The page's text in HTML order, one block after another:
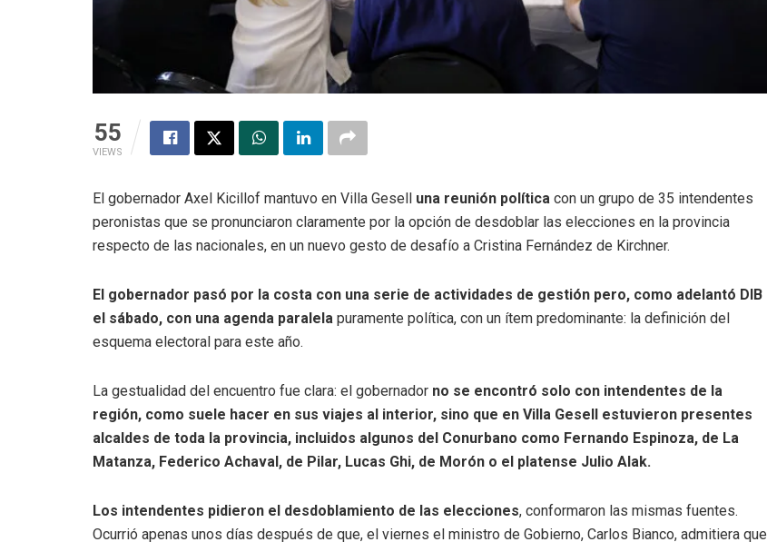
55
VIEWS
El gobernador Axel Kicillof mantuvo en Villa Gesell una reunión política con un grupo de 35 intendentes
peronistas que se pronunciaron claramente por la opción de desdoblar las elecciones en la provincia
respecto de las nacionales, en un nuevo gesto de desafío a Cristina Fernández de Kirchner.
El gobernador pasó por la costa con una serie de actividades de gestión pero, como adelantó DIB
el sábado, con una agenda paralela puramente política, con un ítem predominante: la definición del
esquema electoral para este año.
La gestualidad del encuentro fue clara: el gobernador no se encontró solo con intendentes de la
región, como suele hacer en sus viajes al interior, sino que en Villa Gesell estuvieron presentes
alcaldes de toda la provincia, incluidos algunos del Conurbano como Fernando Espinoza, de La
Matanza, Federico Achaval, de Pilar, Lucas Ghi, de Morón o el platense Julio Alak.
Los intendentes pidieron el desdoblamiento de las elecciones, conformaron las mismas fuentes.
Ocurrió apenas unos días después de que, el viernes el ministro de Gobierno, Carlos Bianco, admitiera que